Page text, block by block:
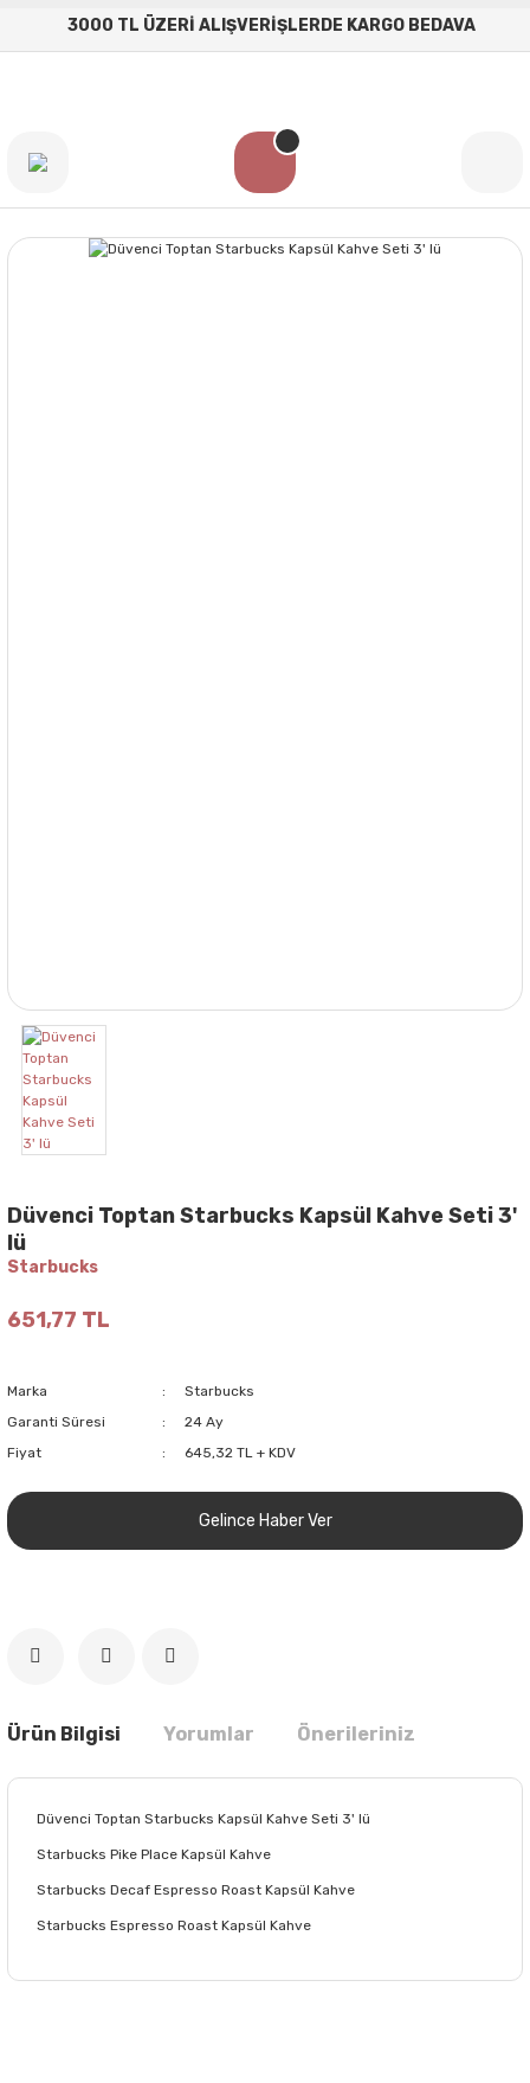
3000 TL ÜZERİ ALIŞVERİŞLERDE KARGO BEDAVA
Düvenci Toptan Starbucks Kapsül Kahve Seti 3'
lü
Starbucks
651,77 TL
Marka
Starbucks
Garanti Süresi
24 Ay
Fiyat
645,32 TL + KDV
Gelince Haber Ver
Ürün Bilgisi Yorumlar Önerileriniz
Düvenci Toptan Starbucks Kapsül Kahve Seti 3' lü
Starbucks Pike Place Kapsül Kahve
Starbucks Decaf Espresso Roast Kapsül Kahve
Starbucks Espresso Roast Kapsül Kahve